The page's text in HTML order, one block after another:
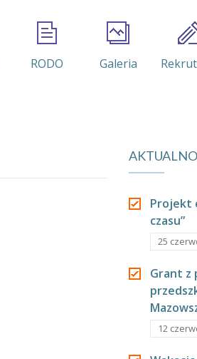
RODO Galeria
Projekt
czasu”
25
Grant z
12